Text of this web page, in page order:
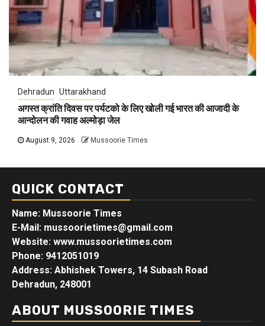
Dehradun Uttarakhand
अगस्त क्रांति दिवस पर पर्यटको के लिए खोली गई भारत की आजादी के
आन्दोलन की गवाह अल्मोड़ा जेल
August 9, 2026 Mussoorie Times
QUICK CONTACT
Name: Mussoorie Times
E-Mail: mussoorietimes@gmail.com
Website: www.mussoorietimes.com
Phone: 9412051019
Address: Abhishek Towers, 14 Subash Road
Dehradun, 248001
ABOUT MUSSOORIE TIMES